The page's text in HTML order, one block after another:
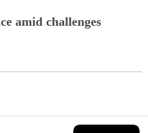
amid challenges